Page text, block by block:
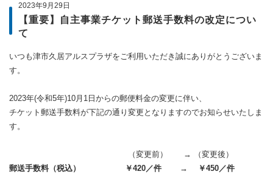
2023年9月29日
【重要】自主事業チケット郵送手数料の改定につい
て
いつも津市久居アルスプラザをご利用いただき誠にありがとうございま
す。
2023年(令和5年)10月1日からの郵便料金の変更に伴い、
チケット郵送手数料が下記の通り変更となりますのでお知らせいたしま
す。
（変更前） → （変更後）
郵送手数料（税込） ￥420／件 → ￥450／件